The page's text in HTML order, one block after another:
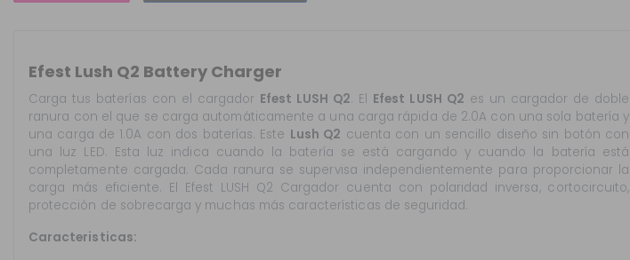
Efest Lush Q2 Battery Charger
Carga tus baterías con el cargador Efest LUSH Q2. El Efest LUSH Q2 es un cargador de doble
ranura con el que se carga automáticamente a una carga rápida de 2.0A con una sola batería y
una carga de 1.0A con dos baterías. Este Lush Q2 cuenta con un sencillo diseño sin botón con
una luz LED. Esta luz indica cuando la batería se está cargando y cuando la batería está
completamente cargada. Cada ranura se supervisa independientemente para proporcionar la
carga más eficiente. El Efest LUSH Q2 Cargador cuenta con polaridad inversa, cortocircuito,
protección de sobrecarga y muchas más características de seguridad.
Caracteristicas: